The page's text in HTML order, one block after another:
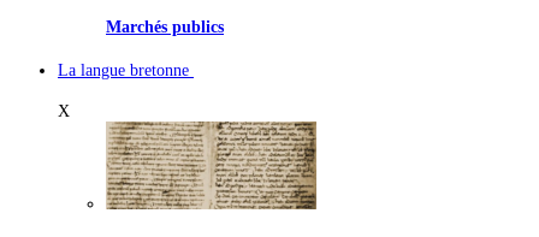
Marchés publics
La langue bretonne
X